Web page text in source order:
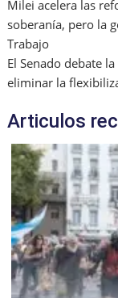
Milei acelera las
soberanía, pero la
Trabajo
El Senado debate
eliminar la
Articulos